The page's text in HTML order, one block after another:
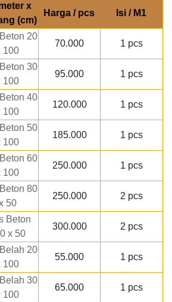
x
(cm)
Harga / pcs Isi / M1
20
100
70.000 1 pcs
30
100
95.000 1 pcs
40
100
120.000 1 pcs
50
100
185.000 1 pcs
60
100
250.000 1 pcs
80
50
250.000 2 pcs
Beton
x 50
300.000 2 pcs
20
100
55.000 1 pcs
30
100
65.000 1 pcs